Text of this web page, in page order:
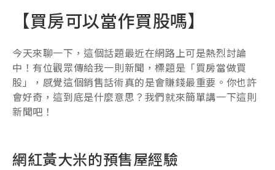
【買房可以當作買股嗎】
今天來聊一下，這個話題最近在網路上可是熱烈討論
中！有位觀眾傳給我一則新聞，標題是「買房當做買
股」，感覺這個銷售話術真的是會賺錢最重要。你也許
會好奇，這到底是什麼意思？我們就來簡單講一下這則
新聞吧！
網紅黃大米的預售屋經驗